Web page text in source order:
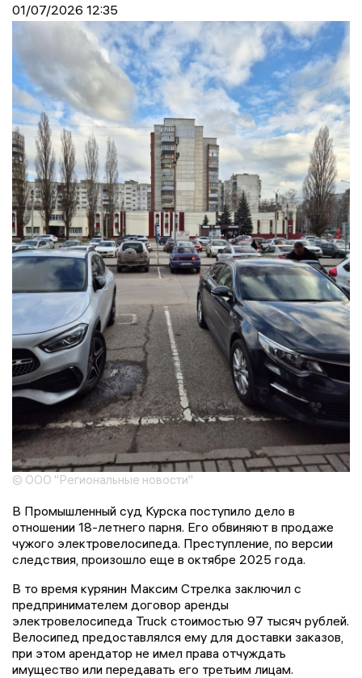
01/07/2026 12:35
© ООО "Региональные новости"
В Промышленный суд Курска поступило дело в
отношении 18-летнего парня. Его обвиняют в продаже
чужого электровелосипеда. Преступление, по версии
следствия, произошло еще в октябре 2025 года.
В то время курянин Максим Стрелка заключил с
предпринимателем договор аренды
электровелосипеда Truck стоимостью 97 тысяч рублей.
Велосипед предоставлялся ему для доставки заказов,
при этом арендатор не имел права отчуждать
имущество или передавать его третьим лицам.